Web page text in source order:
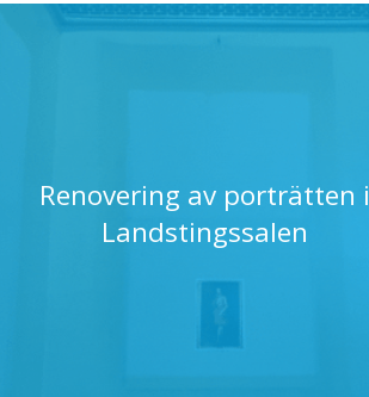
Renovering av porträtten i
Landstingssalen